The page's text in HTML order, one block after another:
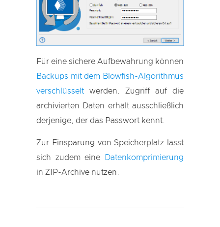
Für eine sichere Aufbewahrung können
Backups mit dem Blowfish-Algorithmus
verschlüsselt werden. Zugriff auf die
archivierten Daten erhält ausschließlich
derjenige, der das Passwort kennt.
Zur Einsparung von Speicherplatz lässt
sich zudem eine
Datenkomprimierung
in ZIP-Archive nutzen.